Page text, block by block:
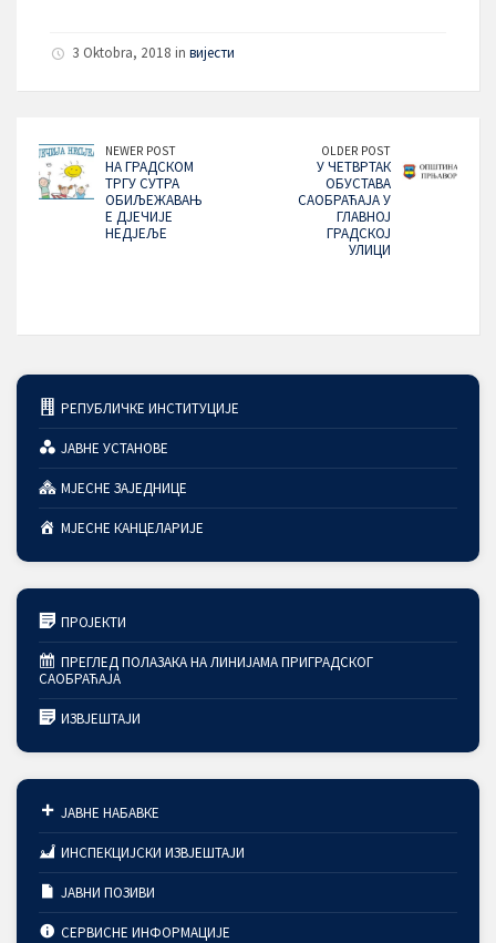
3 Oktobra, 2018 in вијести
NEWER POST
НА ГРАДСКОМ
ТРГУ СУТРА
ОБИЉЕЖАВАЊ
Е ДЈЕЧИЈЕ
НЕДЈЕЉЕ
OLDER POST
У ЧЕТВРТАК
ОБУСТАВА
САОБРАЋАЈА У
ГЛАВНОЈ
ГРАДСКОЈ
УЛИЦИ
РЕПУБЛИЧКЕ ИНСТИТУЦИЈЕ
ЈАВНЕ УСТАНОВЕ
МЈЕСНЕ ЗАЈЕДНИЦЕ
МЈЕСНЕ КАНЦЕЛАРИЈЕ
ПРОЈЕКТИ
ПРЕГЛЕД ПОЛАЗАКА НА ЛИНИЈАМА ПРИГРАДСКОГ
САОБРАЋАЈА
ИЗВЈЕШТАЈИ
ЈАВНЕ НАБАВКЕ
ИНСПЕКЦИЈСКИ ИЗВЈЕШТАЈИ
ЈАВНИ ПОЗИВИ
СЕРВИСНЕ ИНФОРМАЦИЈЕ